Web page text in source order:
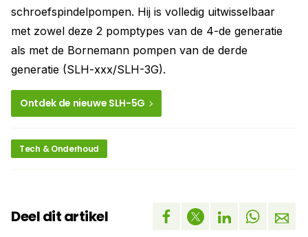
schroefspindelpompen. Hij is volledig uitwisselbaar
met zowel deze 2 pomptypes van de 4-de generatie
als met de Bornemann pompen van de derde
generatie (SLH-xxx/SLH-3G).
Ontdek de nieuwe SLH-5G
Tech & Onderhoud
Deel dit artikel